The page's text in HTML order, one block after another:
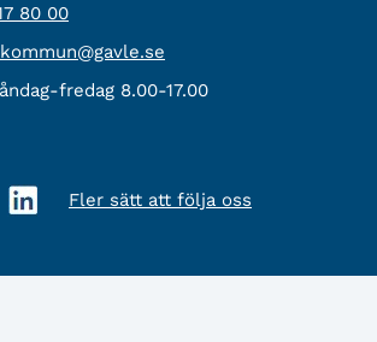
80 00
fredag 8.00-17.00
Fler sätt att följa oss